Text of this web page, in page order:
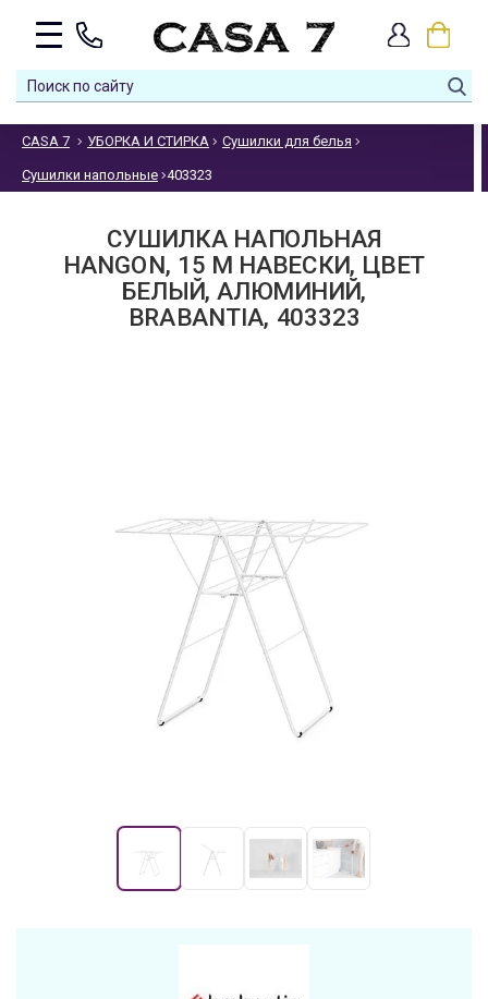
CASA 7 УБОРКА И СТИРКА Сушилки для белья
Сушилки напольные 403323
СУШИЛКА НАПОЛЬНАЯ
HANGON, 15 М НАВЕСКИ, ЦВЕТ
БЕЛЫЙ, АЛЮМИНИЙ,
BRABANTIA, 403323